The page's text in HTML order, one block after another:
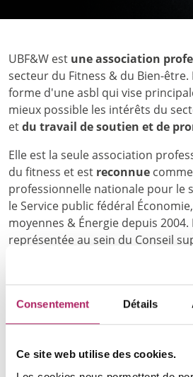
Consentement Détails
Ce site web utilise des cookies.
UBF&W est une association
secteur du Fitness & du Bien-être.
forme d'une asbl qui vise
mieux possible les intérêts du
etdu travail de soutien et de
Elle est la seule association
du fitness et est reconnue
professionnelle nationale pour le
le Service public fédéral Économie,
moyennes & Énergie depuis
représentée au sein du Conseil
Indépendants et des Petites et
En outre, la UBF&W participe au
Paritaire 314à la concertation
Vision